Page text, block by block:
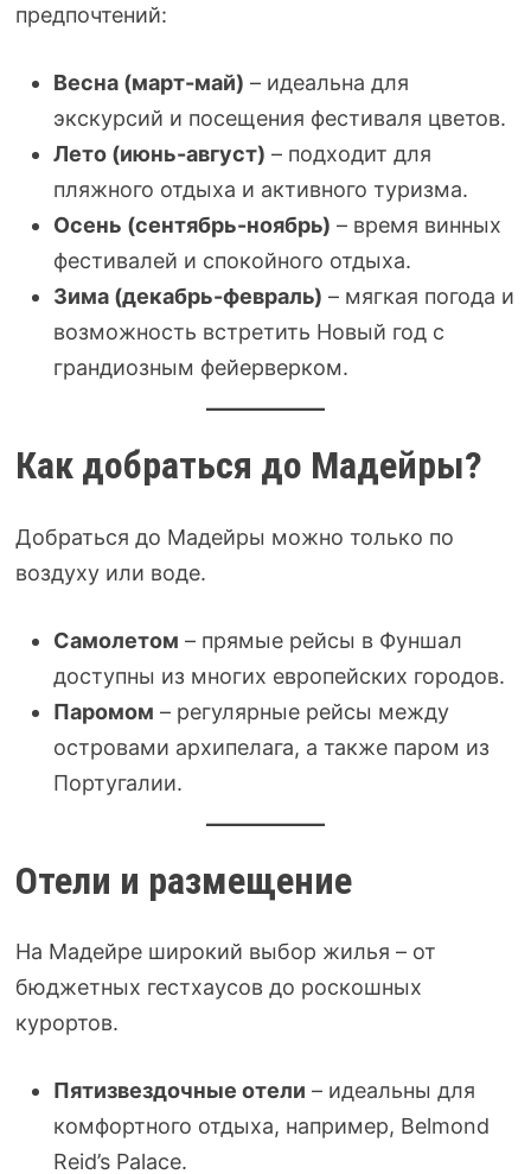
предпочтений:
Весна (март-май) – идеальна для
экскурсий и посещения фестиваля цветов.
Лето (июнь-август) – подходит для
пляжного отдыха и активного туризма.
Осень (сентябрь-ноябрь) – время винных
фестивалей и спокойного отдыха.
Зима (декабрь-февраль) – мягкая погода и
возможность встретить Новый год с
грандиозным фейерверком.
Как добраться до Мадейры?
Добраться до Мадейры можно только по
воздуху или воде.
Самолетом – прямые рейсы в Фуншал
доступны из многих европейских городов.
Паромом – регулярные рейсы между
островами архипелага, а также паром из
Португалии.
Отели и размещение
На Мадейре широкий выбор жилья – от
бюджетных гестхаусов до роскошных
курортов.
Пятизвездочные отели – идеальны для
комфортного отдыха, например, Belmond
Reid’s Palace.